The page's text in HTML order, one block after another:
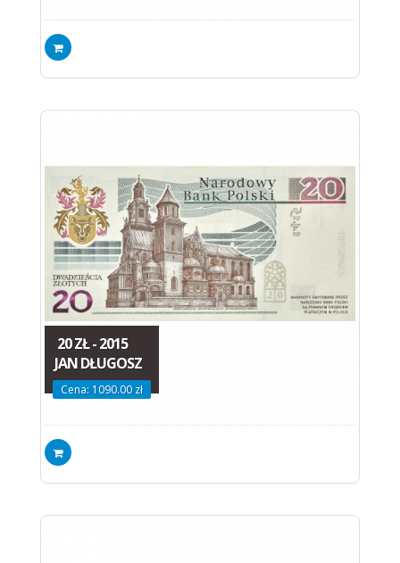
20 ZŁ - 2015
JAN DŁUGOSZ
Cena: 1090.00 zł